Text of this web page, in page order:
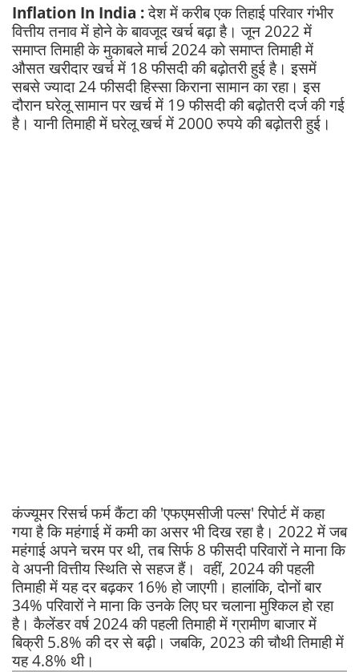
Inflation In India :देश में करीब एक तिहाई परिवार गंभीर
वित्तीय तनाव में होने के बावजूद खर्च बढ़ा है। जून 2022 में
समाप्त तिमाही के मुकाबले मार्च 2024 को समाप्त तिमाही में
औसत खरीदार खर्च में 18 फीसदी की बढ़ोतरी हुई है। इसमें
सबसे ज्यादा 24 फीसदी हिस्सा किराना सामान का रहा। इस
दौरान घरेलू सामान पर खर्च में 19 फीसदी की बढ़ोतरी दर्ज की गई
है। यानी तिमाही में घरेलू खर्च में 2000 रुपये की बढ़ोतरी हुई।
कंज्यूमर रिसर्च फर्म कैंटा की 'एफएमसीजी पल्स' रिपोर्ट में कहा
गया है कि महंगाई में कमी का असर भी दिख रहा है। 2022 में जब
महंगाई अपने चरम पर थी, तब सिर्फ 8 फीसदी परिवारों ने माना कि
वे अपनी वित्तीय स्थिति से सहज हैं। वहीं, 2024 की पहली
तिमाही में यह दर बढ़कर 16% हो जाएगी। हालांकि, दोनों बार
34% परिवारों ने माना कि उनके लिए घर चलाना मुश्किल हो रहा
है। कैलेंडर वर्ष 2024 की पहली तिमाही में ग्रामीण बाजार में
बिक्री 5.8% की दर से बढ़ी। जबकि, 2023 की चौथी तिमाही में
यह 4.8% थी।